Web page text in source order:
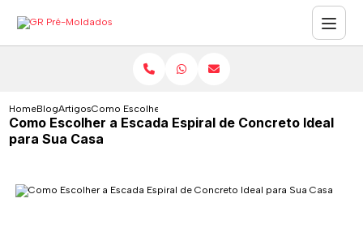
HomeBlogArtigosComo Escolher a Escada Espiral de Concreto Ideal para
Como Escolher a Escada Espiral de Concreto Ideal
para Sua Casa